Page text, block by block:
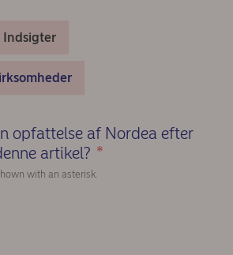
Indsigter
opfattelse af Nordea efter
artikel? *
with an asterisk.